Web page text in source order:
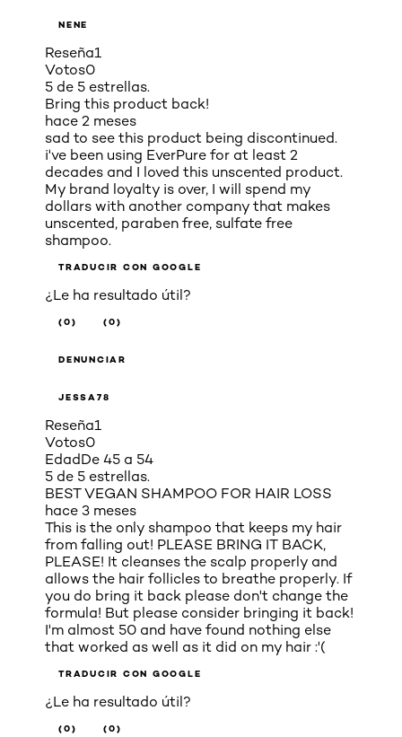
NENE
Reseña1
Votos0
5 de 5 estrellas.
Bring this product back!
hace 2 meses
sad to see this product being discontinued.
i've been using EverPure for at least 2
decades and I loved this unscented product.
My brand loyalty is over, I will spend my
dollars with another company that makes
unscented, paraben free, sulfate free
shampoo.
TRADUCIR CON GOOGLE
¿Le ha resultado útil?
(0) (0)
DENUNCIAR
JESSA78
Reseña1
Votos0
EdadDe 45 a 54
5 de 5 estrellas.
BEST VEGAN SHAMPOO FOR HAIR LOSS
hace 3 meses
This is the only shampoo that keeps my hair
from falling out! PLEASE BRING IT BACK,
PLEASE! It cleanses the scalp properly and
allows the hair follicles to breathe properly. If
you do bring it back please don't change the
formula! But please consider bringing it back!
I'm almost 50 and have found nothing else
that worked as well as it did on my hair :'(
TRADUCIR CON GOOGLE
¿Le ha resultado útil?
(0) (0)